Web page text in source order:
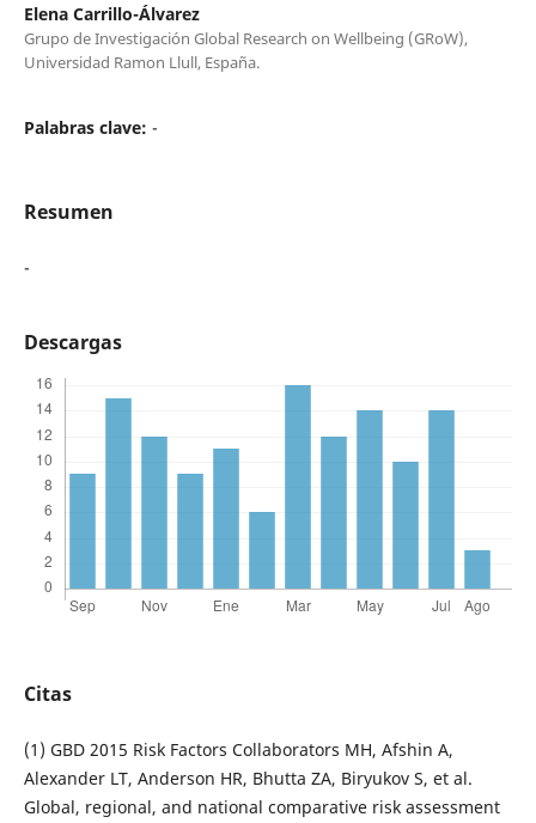
Elena Carrillo-Álvarez
Grupo de Investigación Global Research on Wellbeing (GRoW),
Universidad Ramon Llull, España.
Palabras clave: -
Resumen
-
Descargas
Citas
(1) GBD 2015 Risk Factors Collaborators MH, Afshin A,
Alexander LT, Anderson HR, Bhutta ZA, Biryukov S, et al.
Global, regional, and national comparative risk assessment